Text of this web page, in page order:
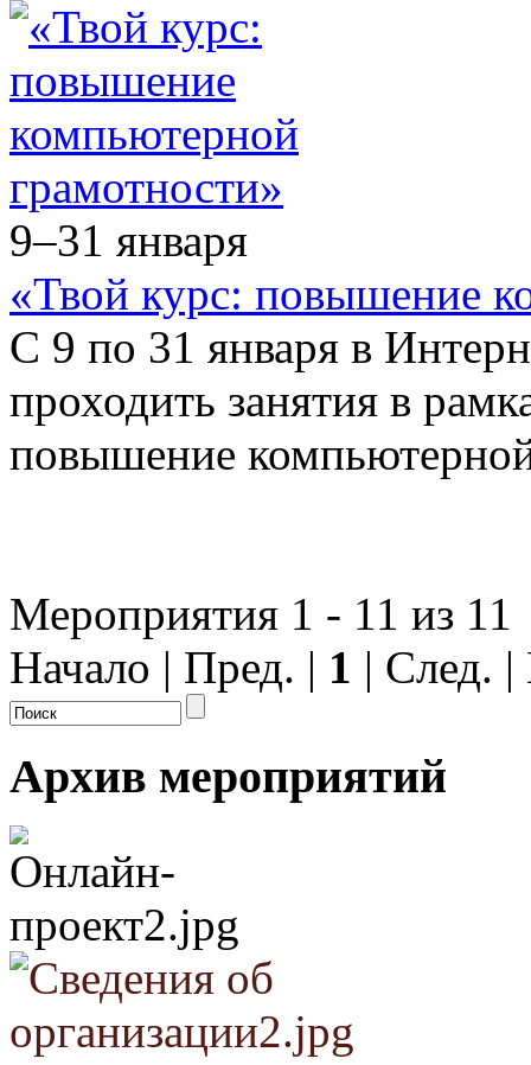
9–31 января
«Твой курс: повышение
С 9 по 31 января в
проходить занятия в
повышение
Мероприятия 1 - 11 из 11
Начало | Пред. | 1 | След.
Архив мероприятий